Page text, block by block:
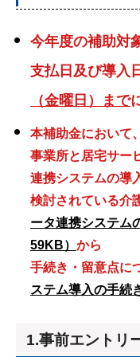
今年度の補助対
支払日及び導入
（金曜日）まで
本補助金において
事業所と居宅サー
連携システムの導
検討されている介
ータ連携システム
59KB） から
手続き・留意点に
ステム導入の手続
1.事前エントリ